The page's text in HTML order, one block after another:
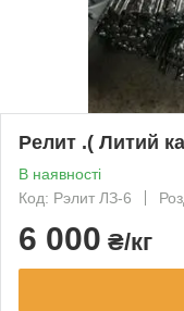
Релит .( Литий
В наявності
Код: Рэлит ЛЗ-6
6 000 ₴/кг